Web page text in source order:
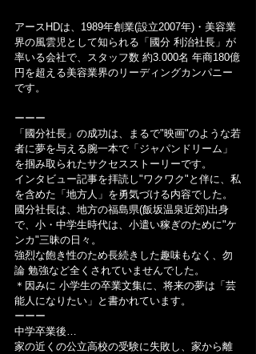
アースHDは、1989年創業(設立2007年)・美容業
界の風雲児として知られる「國分 利治社長」が
率いる会社で、スタッフ数 約3.000名 年商180億
円を超える美容業界のリーディングカンパニー
です。
ーーー
「國分社長」の成功は、まるで"映画"のような若
者に夢を与える腕一本で「ジャパンドリーム」
を掴み取られたサクセスストーリーです。
インタビュー記事を拝読し"ワクワク"と伴に、私
を含めた「地方人」を勇気づける内容でした。
國分社長は、地方の福島県(飯坂温泉近郊)出身
で、小・中学生時代は、小遣い稼ぎのために"ケ
ンカ"三昧の日々。
強烈な飽き性のため長続きした趣味もなく、勿
論 勉強など全くされていませんでした。
＊因みに 小学生の卒業文集に、将来の夢は「芸
能人になりたい」と書かれています。
ーーー
中学卒業後…
家の近くの公立高校の受験に失敗し、家から離